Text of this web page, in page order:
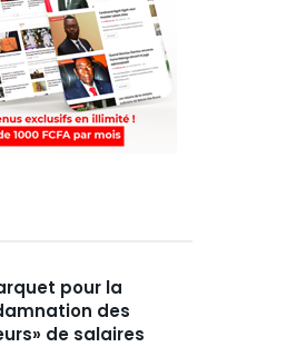
pour la
des
de salaires